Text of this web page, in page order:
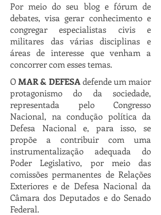
Por meio do seu blog e fórum de
debates, visa gerar conhecimento e
congregar especialistas civis e
militares das várias disciplinas e
áreas de interesse que venham a
concorrer com esses temas.
OMAR & DEFESAdefende um maior
protagonismo do da sociedade,
representada pelo Congresso
Nacional, na condução política da
Defesa Nacional e, para isso, se
propõe a contribuir com uma
instrumentalização adequada do
Poder Legislativo, por meio das
comissões permanentes de Relações
Exteriores e de Defesa Nacional da
Câmara dos Deputados e do Senado
Federal.